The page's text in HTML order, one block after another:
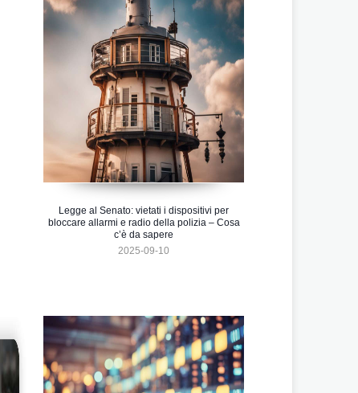
Legge al Senato: vietati i dispositivi per
bloccare allarmi e radio della polizia – Cosa
c’è da sapere
2025-09-10